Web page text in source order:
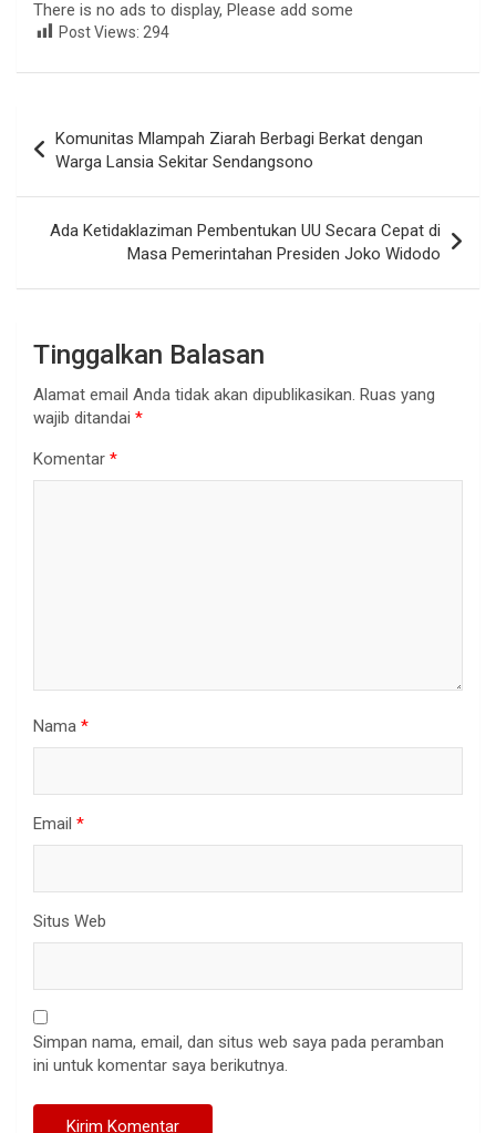
There is no ads to display, Please add some
Post Views: 294
pos
Komunitas Mlampah Ziarah Berbagi Berkat dengan
Warga Lansia Sekitar Sendangsono
Ada Ketidaklaziman Pembentukan UU Secara Cepat di
Masa Pemerintahan Presiden Joko Widodo
Tinggalkan Balasan
Alamat email Anda tidak akan dipublikasikan. Ruas yang
wajib ditandai *
Komentar *
Nama *
Email *
Situs Web
Simpan nama, email, dan situs web saya pada peramban
ini untuk komentar saya berikutnya.